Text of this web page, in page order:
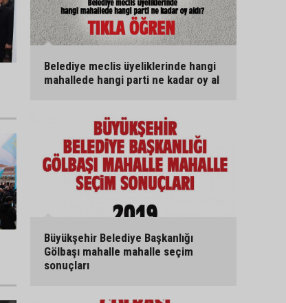
Belediye meclis üyeliklerinde hangi
mahallede hangi parti ne kadar oy al
Büyükşehir Belediye Başkanlığı
Gölbaşı mahalle mahalle seçim
sonuçları